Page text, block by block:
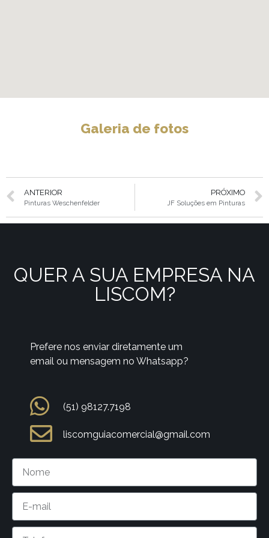
Galeria de fotos
ANTERIOR
Pinturas Weschenfelder
PRÓXIMO
JF Soluções em Pinturas
QUER A SUA EMPRESA NA
LISCOM?
Prefere nos enviar diretamente um
email ou mensagem no Whatsapp?
(51) 98127.7198
liscomguiacomercial@gmail.com